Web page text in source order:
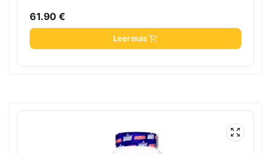
61.90€
Leer más